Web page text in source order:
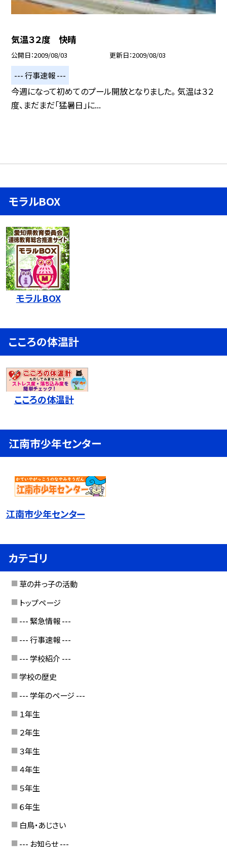
気温３２度 快晴
公開日 2009/08/03 更新日 2009/08/03
--- 行事速報 ---
今週になって初めてのプール開放となりました。 気温は３２
度、まだまだ「猛暑日」に...
モラルBOX
モラルBOX
こころの体温計
こころの体温計
江南市少年センター
江南市少年センター
カテゴリ
草の井っ子の活動
トップページ
--- 緊急情報 ---
--- 行事速報 ---
--- 学校紹介 ---
学校の歴史
--- 学年のページ ---
１年生
２年生
３年生
４年生
５年生
６年生
白鳥・あじさい
--- お知らせ ---